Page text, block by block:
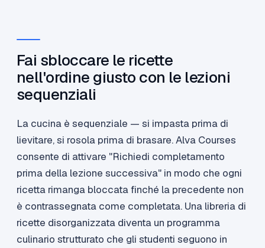
Fai sbloccare le ricette
nell'ordine giusto con le lezioni
sequenziali
La cucina è sequenziale — si impasta prima di
lievitare, si rosola prima di brasare. Alva Courses
consente di attivare "Richiedi completamento
prima della lezione successiva" in modo che ogni
ricetta rimanga bloccata finché la precedente non
è contrassegnata come completata. Una libreria di
ricette disorganizzata diventa un programma
culinario strutturato che gli studenti seguono in